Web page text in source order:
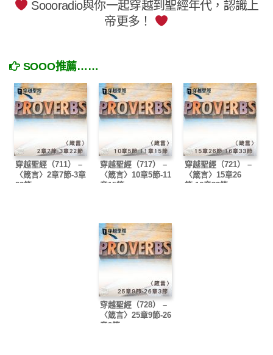
Soooradio與你一起穿越到聖經年代，認識上
帝更多！
SOOO推薦……
穿越聖經（711） –
〈箴言〉2章7節-3章
22節
穿越聖經（717） –
〈箴言〉10章5節-11
章15節
穿越聖經（721） –
〈箴言〉15章26
節-16章33節
穿越聖經（728） –
〈箴言〉25章9節-26
章3節